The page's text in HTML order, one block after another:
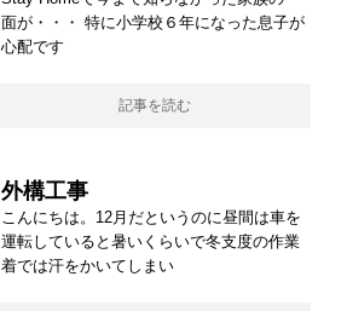
面が・・・ 特に小学校６年になった息子が
心配です
記事を読む
外構工事
こんにちは。12月だというのに昼間は車を
運転していると暑いくらいで冬支度の作業
着では汗をかいてしまい